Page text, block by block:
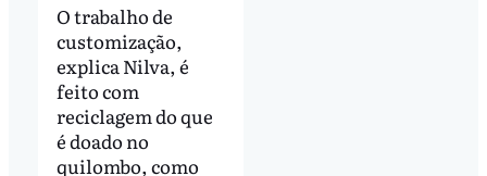
O trabalho de
customização,
explica Nilva, é
feito com
reciclagem do que
é doado no
quilombo, como